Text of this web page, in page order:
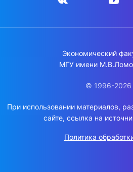
Экономический
МГУ имени
© 1996-2026
При использовании материалов,
сайте, ссылка на
Политика